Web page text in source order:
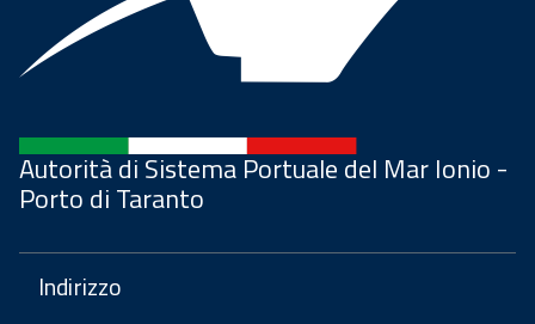
Autorità di Sistema Portuale del Mar Ionio -
Porto di Taranto
Indirizzo